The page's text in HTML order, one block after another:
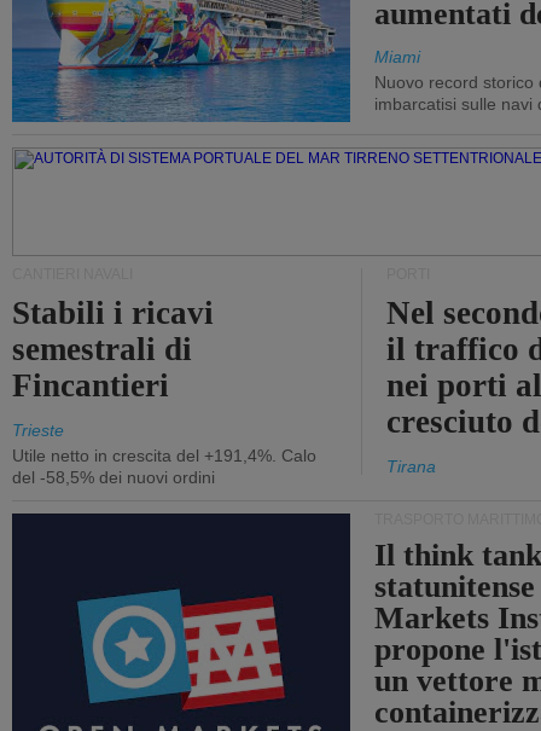
aumentati
Miami
Nuovo record storico
imbarcatisi sulle navi
Stabili i ricavi
semestrali di
Fincantieri
Trieste
Utile netto in crescita del +191,4%. Calo
del -58,5% dei nuovi ordini
Nel
il traffico
nei porti
cresciuto
Tirana
Il think
Markets
propone
un vettore